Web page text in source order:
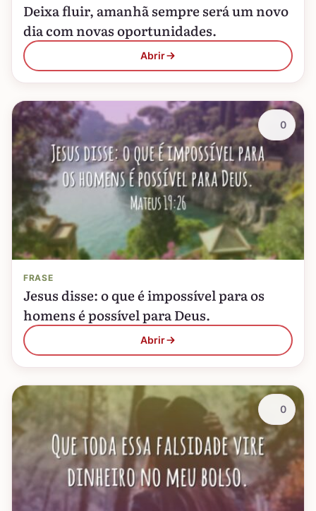
Deixa fluir, amanhã sempre será um novo
dia com novas oportunidades.
Abrir
FRASE
Jesus disse: o que é impossível para os
homens é possível para Deus.
Abrir
0
0